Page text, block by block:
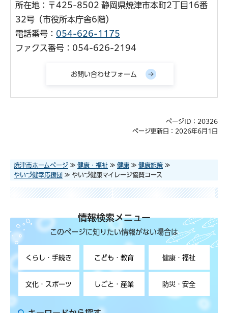
所在地：〒425-8502 静岡県焼津市本町2丁目16番
32号（市役所本庁舎6階）
電話番号： 054-626-1175
ファクス番号：054-626-2194
ページID：20326
ページ更新日：2026年6月1日
焼津市ホームページ ≫ 健康・福祉 ≫ 健康 ≫ 健康施策 ≫
やいづ健幸応援団 ≫ やいづ健康マイレージ協賛コース
情報検索メニュー
このページに知りたい情報がない場合は
くらし・手続き こども・教育 健康・福祉
文化・スポーツ しごと・産業 防災・安全